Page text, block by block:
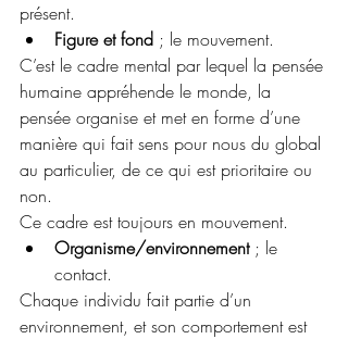
présent.
Figure et fond ; le mouvement.
C’est le cadre mental par lequel la pensée
humaine appréhende le monde, la
pensée organise et met en forme d’une
manière qui fait sens pour nous du global
au particulier, de ce qui est prioritaire ou
non.
Ce cadre est toujours en mouvement.
Organisme/environnement ; le
contact.
Chaque individu fait partie d’un
environnement, et son comportement est